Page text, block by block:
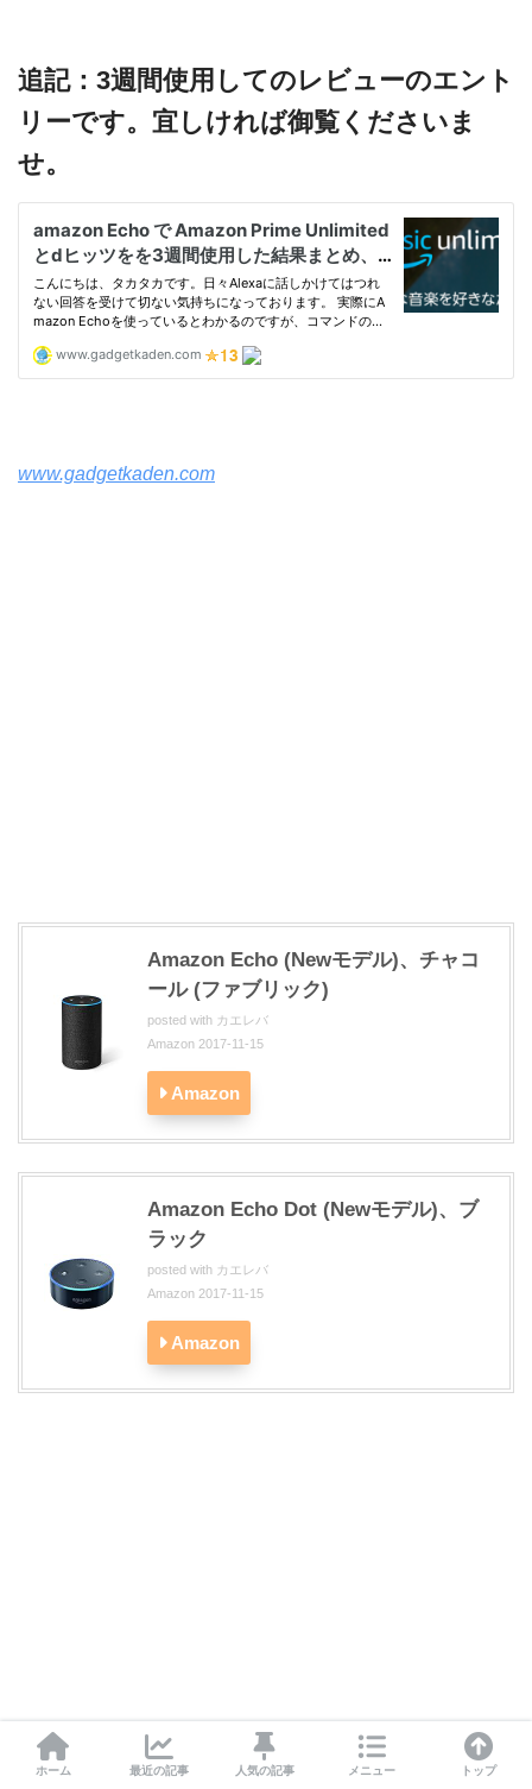
追記：3週間使用してのレビューのエント
リーです。宜しければ御覧くださいま
せ。
www.gadgetkaden.com
Amazon Echo (Newモデル)、チャコ
ール (ファブリック)
posted with カエレバ
Amazon 2017-11-15
Amazon
Amazon Echo Dot (Newモデル)、ブ
ラック
posted with カエレバ
Amazon 2017-11-15
Amazon
ホーム 最近の記事 人気の記事 メニュー トップ